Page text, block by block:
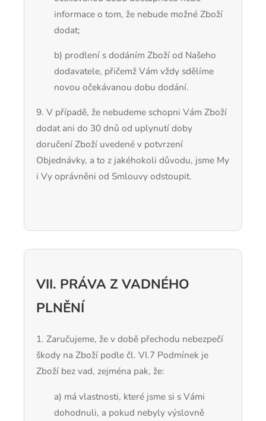
informace o tom, že nebude možné Zboží
dodat;
b) prodlení s dodáním Zboží od Našeho
dodavatele, přičemž Vám vždy sdělíme
novou očekávanou dobu dodání.
9. V případě, že nebudeme schopni Vám Zboží
dodat ani do 30 dnů od uplynutí doby
doručení Zboží uvedené v potvrzení
Objednávky, a to z jakéhokoli důvodu, jsme My
i Vy oprávněni od Smlouvy odstoupit.
VII. PRÁVA Z VADNÉHO
PLNĚNÍ
1. Zaručujeme, že v době přechodu nebezpečí
škody na Zboží podle čl. VI.7 Podmínek je
Zboží bez vad, zejména pak, že:
a) má vlastnosti, které jsme si s Vámi
dohodnuli, a pokud nebyly výslovně